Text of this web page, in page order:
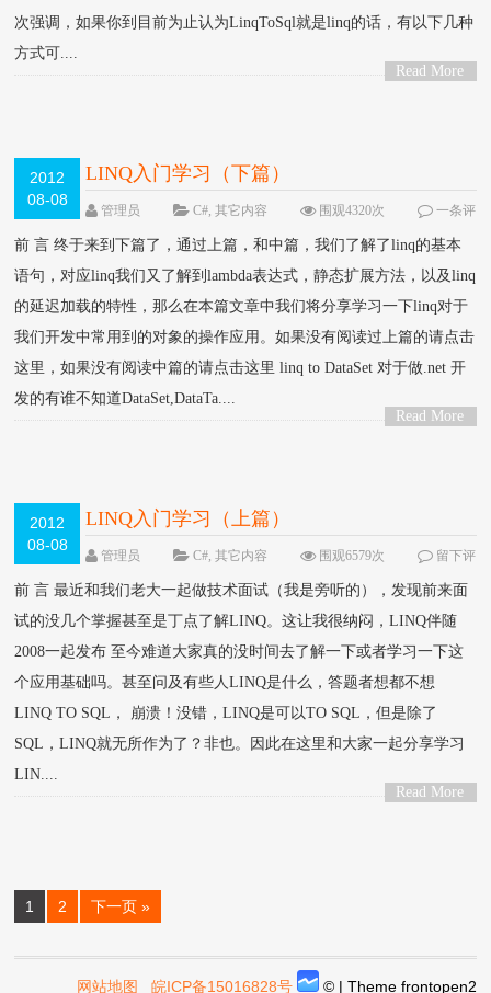
次强调，如果你到目前为止认为LinqToSql就是linq的话，有以下几种
方式可....
Read More
2012
08-08
LINQ入门学习（下篇）
管理员 C#,其它内容 围观4320次
一条评
前 言 终于来到下篇了，通过上篇，和中篇，我们了解了linq的基本
语句，对应linq我们又了解到lambda表达式，静态扩展方法，以及linq
的延迟加载的特性，那么在本篇文章中我们将分享学习一下linq对于
我们开发中常用到的对象的操作应用。如果没有阅读过上篇的请点击
这里，如果没有阅读中篇的请点击这里 linq to DataSet 对于做.net 开
发的有谁不知道DataSet,DataTa....
Read More
2012
08-08
LINQ入门学习（上篇）
管理员 C#,其它内容 围观6579次
留下评
前 言 最近和我们老大一起做技术面试（我是旁听的），发现前来面
试的没几个掌握甚至是丁点了解LINQ。这让我很纳闷，LINQ伴随
2008一起发布 至今难道大家真的没时间去了解一下或者学习一下这
个应用基础吗。甚至问及有些人LINQ是什么，答题者想都不想
LINQ TO SQL， 崩溃！没错，LINQ是可以TO SQL，但是除了
SQL，LINQ就无所作为了？非也。因此在这里和大家一起分享学习
LIN....
Read More
1 2 下一页 »
网站地图 皖ICP备15016828号 © | Theme frontopen2